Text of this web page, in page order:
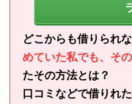
どこからも借りられ
めていた私でも、そ
たその方法とは？
口コミなどで借りれ